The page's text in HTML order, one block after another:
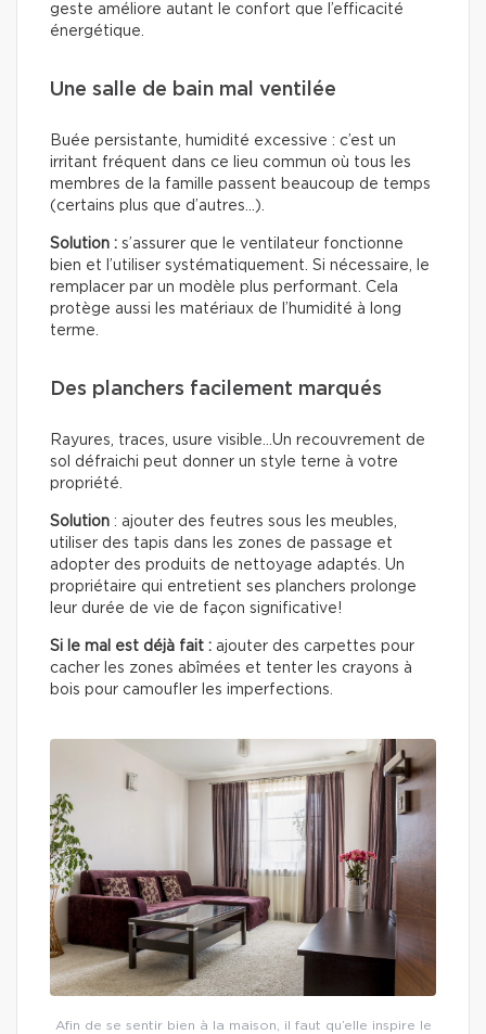
geste améliore autant le confort que l’efficacité
énergétique.
Une salle de bain mal ventilée
Buée persistante, humidité excessive : c’est un
irritant fréquent dans ce lieu commun où tous les
membres de la famille passent beaucoup de temps
(certains plus que d’autres…).
Solution : s’assurer que le ventilateur fonctionne
bien et l’utiliser systématiquement. Si nécessaire, le
remplacer par un modèle plus performant. Cela
protège aussi les matériaux de l’humidité à long
terme.
Des planchers facilement marqués
Rayures, traces, usure visible…Un recouvrement de
sol défraichi peut donner un style terne à votre
propriété.
Solution : ajouter des feutres sous les meubles,
utiliser des tapis dans les zones de passage et
adopter des produits de nettoyage adaptés. Un
propriétaire qui entretient ses planchers prolonge
leur durée de vie de façon significative!
Si le mal est déjà fait : ajouter des carpettes pour
cacher les zones abîmées et tenter les crayons à
bois pour camoufler les imperfections.
Afin de se sentir bien à la maison, il faut qu’elle inspire le